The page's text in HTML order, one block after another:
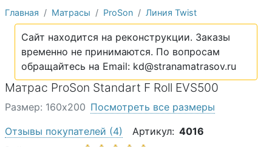
Open submenu (Диваны)
Диваны
Open submenu (Постельное белье)
Постельное белье
Open submenu (Мебель)
Мебель
Open submenu (Основания)
Основания
Open submenu (Детские матрасы)
Open submenu (Детские кровати)
Детские кровати
Главная Матрасы ProSon Линия Twist
Сайт находится на реконструкции. Заказы
временно не принимаются. По вопросам
обращайтесь на Email: kd@stranamatrasov.ru
Матрас ProSon Standart F Roll EVS500
Размер: 160х200 Посмотреть все размеры
Отзывы покупателей (4) Артикул: 4016